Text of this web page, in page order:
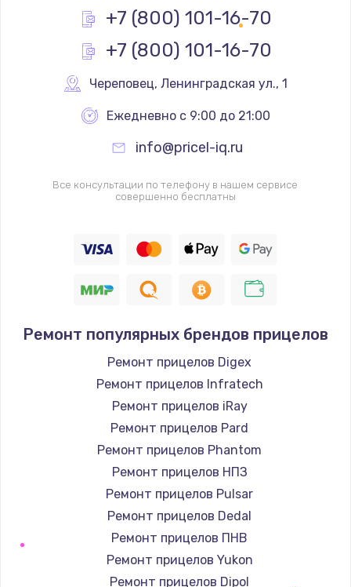
+7 (800) 101-16-70
+7 (800) 101-16-70
Череповец, Ленинградская ул., 1
Ежедневно с 9:00 до 21:00
info@pricel-iq.ru
Все консультации по телефону в нашем сервисе
совершенно бесплатны
Ремонт популярных брендов прицелов
Ремонт прицелов Digex
Ремонт прицелов Infratech
Ремонт прицелов iRay
Ремонт прицелов Pard
Ремонт прицелов Phantom
Ремонт прицелов НПЗ
Ремонт прицелов Pulsar
Ремонт прицелов Dedal
Ремонт прицелов ПНВ
Ремонт прицелов Yukon
Ремонт прицелов Dipol